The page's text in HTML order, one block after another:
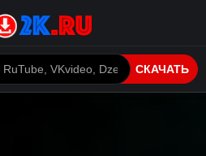
СКАЧАТЬ